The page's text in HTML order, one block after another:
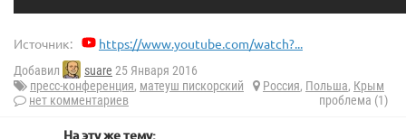
Источник: https://www.youtube.com/watch?...
Добавил suare 25 Января 2016
пресс-конференция, матеуш пискорский Россия, Польша, Крым
нет комментариев
проблема (1)
На эту же тему: